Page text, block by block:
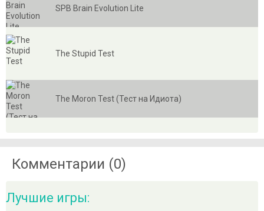
SPB Brain Evolution Lite
The Stupid Test
The Moron Test (Тест на Идиота)
Комментарии (0)
Лучшие игры: